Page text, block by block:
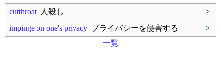
cutthroat 人殺し
>
impinge on one's privacy プライバシーを侵害する
>
一覧